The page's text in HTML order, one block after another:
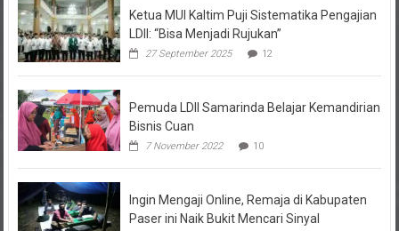
LDII: “Bisa Menjadi Rujukan”
27 September 2025 12
Bisnis Cuan
7 November 2022
Paser ini Naik Bukit Mencari Sinyal
22 Agustus 2020 6